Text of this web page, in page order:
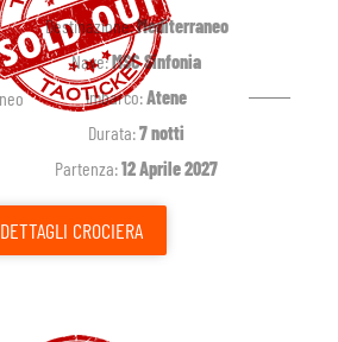
Destinazione:Mediterraneo
Nave:MSC Sinfonia
Imbarco:Atene
Durata:7 notti
Partenza:12 Aprile 2027
DETTAGLI CROCIERA